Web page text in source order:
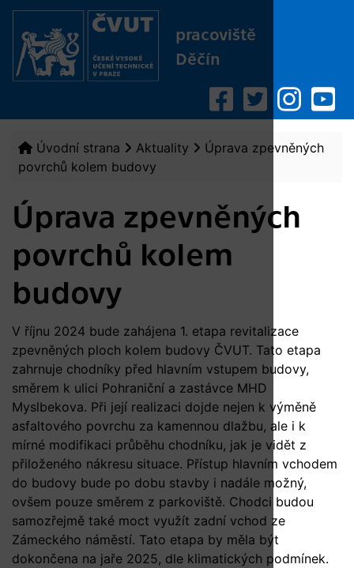
pracoviště
Děčín
Úvodní strana Aktuality
Úprava zpevněných
povrchů kolem budovy
Úprava zpevněných
povrchů kolem
budovy
V říjnu 2024 bude zahájena 1. etapa revitalizace
zpevněných ploch kolem budovy ČVUT. Tato etapa
zahrnuje chodníky před hlavním vstupem budovy,
směrem k ulici Pohraniční a zastávce MHD
Myslbekova. Při její realizaci dojde nejen k výměně
asfaltového povrchu za kamennou dlažbu, ale i k
mírné modifikaci průběhu chodníku, jak je vidět z
přiloženého nákresu situace. Přístup hlavním vchodem
do budovy bude po dobu stavby i nadále možný,
ovšem pouze směrem z parkoviště. Chodci budou
samozřejmě také moct využít zadní vchod ze
Zámeckého náměstí. Tato etapa by měla být
dokončena na jaře 2025, dle klimatických podmínek.